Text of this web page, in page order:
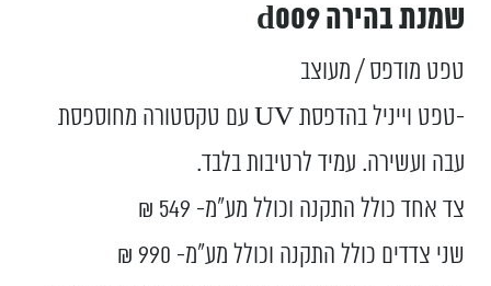
שמנת בהירה d009
טפט מודפס / מעוצב
-טפט וייניל בהדפסת UV עם טקסטורה מחוספסת
עבה ועשירה. עמיד לרטיבות בלבד.
צד אחד כולל התקנה וכולל מע”מ- 549 ₪
שני צדדים כולל התקנה וכולל מע”מ- 990 ₪